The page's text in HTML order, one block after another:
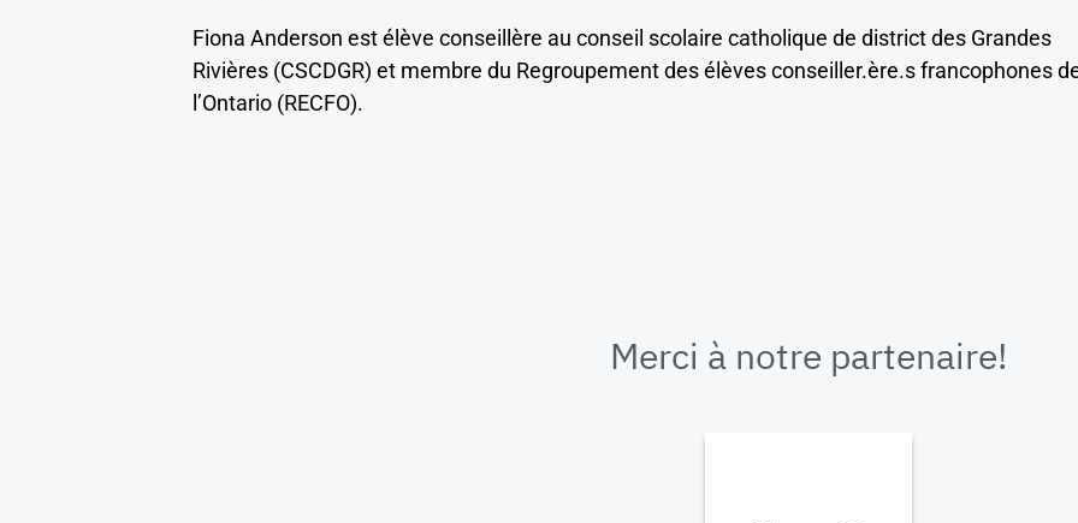
Fiona Anderson est élève conseillère au conseil scolaire catholique de district des Grandes
Rivières (CSCDGR) et membre du Regroupement des élèves conseiller.ère.s francophones
l’Ontario (RECFO).
Merci à notre partenaire!